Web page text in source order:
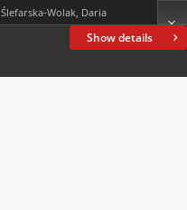
Show details
Ślefarska-Wolak, Daria